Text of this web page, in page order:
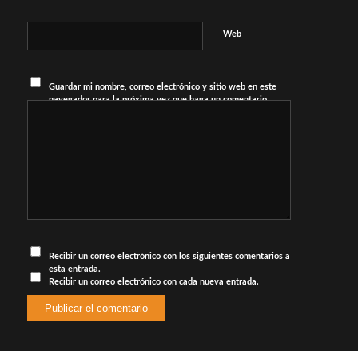
Web
Guardar mi nombre, correo electrónico y sitio web en este
navegador para la próxima vez que haga un comentario.
Recibir un correo electrónico con los siguientes comentarios a
esta entrada.
Recibir un correo electrónico con cada nueva entrada.